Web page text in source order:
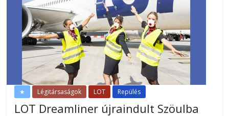
★ Légitársaságok LOT Repülés
LOT Dreamliner újraindult Szöulba